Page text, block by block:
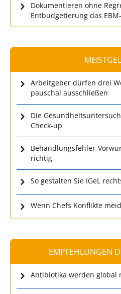
Dokumentieren ohne
Entbudgetierung das
Arbeitgeber dürfen drei
pauschal ausschließen
Die
Check-up
Behandlungsfehler-
richtig
So gestalten Sie IGeL
Wenn Chefs Konflikte
EMPFEHLUNGEN
Antibiotika werden global